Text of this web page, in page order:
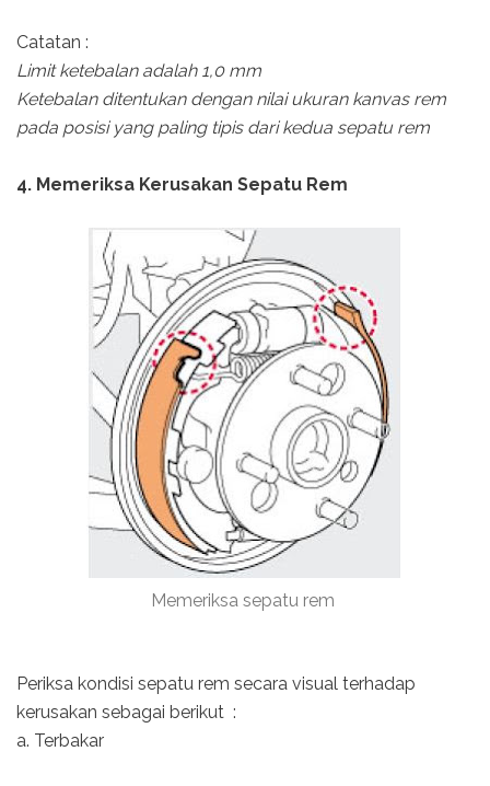
Catatan :
Limit ketebalan adalah 1,0 mm
Ketebalan ditentukan dengan nilai ukuran kanvas rem
pada posisi yang paling tipis dari kedua sepatu rem
4. Memeriksa Kerusakan Sepatu Rem
Memeriksa sepatu rem
Periksa kondisi sepatu rem secara visual terhadap
kerusakan sebagai berikut :
a. Terbakar